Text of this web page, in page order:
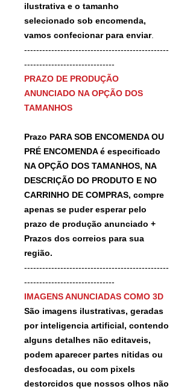
ilustrativa e o tamanho
selecionado sob encomenda,
vamos confecionar para enviar.
------------------------------------------------
------------------------------
PRAZO DE PRODUÇÃO
ANUNCIADO NA OPÇÃO DOS
TAMANHOS
Prazo PARA SOB ENCOMENDA OU
PRÉ ENCOMENDA é especificado
NA OPÇÃO DOS TAMANHOS, NA
DESCRIÇÃO DO PRODUTO E NO
CARRINHO DE COMPRAS, compre
apenas se puder esperar pelo
prazo de produção anunciado +
Prazos dos correios para sua
região.
------------------------------------------------
------------------------------
IMAGENS ANUNCIADAS COMO 3D
São imagens ilustrativas, geradas
por inteligencia artificial, contendo
alguns detalhes não editaveis,
podem aparecer partes nitidas ou
desfocadas, ou com pixels
destorcidos que nossos olhos não